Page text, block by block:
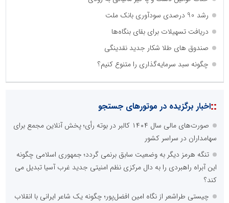
رشد 90 درصدی سودآوری بانک ملت
دریافت تسهیلات برای بقای بنگاه‌ها
صندوق های طلا شکار جدید نقدینگی
چگونه سبد سرمایه‌گذاری را متنوع کنیم؟
::اخبار برگزیده در موتورهای جستجو
صورت‌های مالی سال ۱۴۰۴ کالبر در بوته رأی؛ پخش آنلاین مجمع برای
سهامداران در سراسر کشور
تنگه هرمز دیگر به وضعیت سابق برنمی گردد؛ جمهوری اسلامی چگونه
این آبراه راهبردی را به دال مرکزی نظم امنیتی جدید غرب آسیا تبدیل می
کند؟
چیستی طراشعر از نگاه امین افضل‌پور؛ چگونه یک شاعر ایرانی با انقلاب